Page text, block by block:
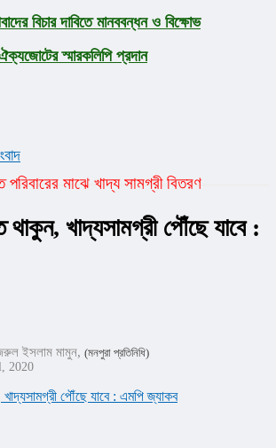
বিচার দাবিতে মানববন্ধন ও বিক্ষোভ
স্মারকলিপি প্রদান
মাঝে খাদ্য সামগ্রী বিতরণ
থাকুন, খাদ্যসামগ্রী পৌঁছে যাবে :
ইসলাম মামুন, (মনপুরা প্রতিনিধি)
2020